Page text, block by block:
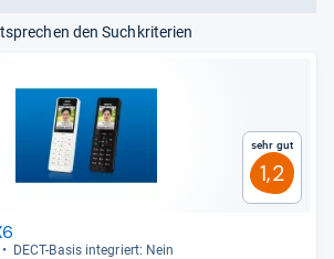
den Suchkriterien
Sehr gut
1,2
DECT-​Basis inte­griert: Nein